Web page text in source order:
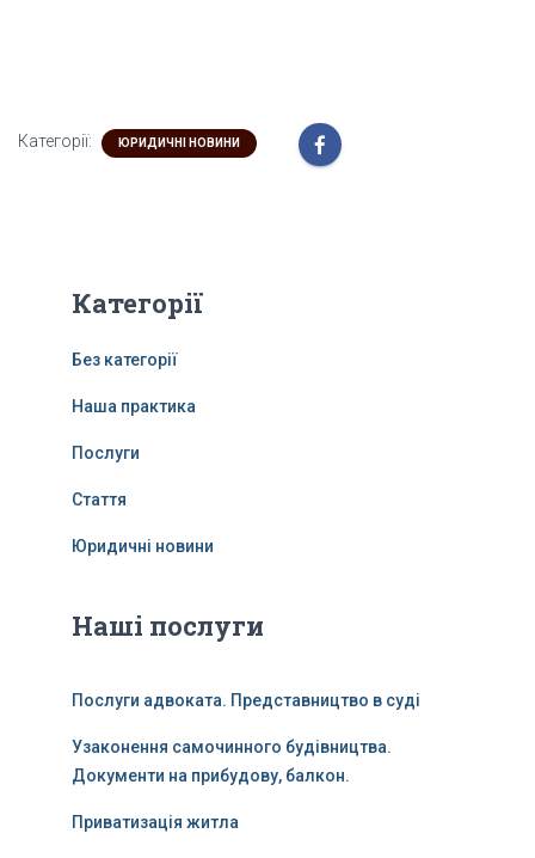
Категорії: ЮРИДИЧНІ НОВИНИ
Категорії
Без категорії
Наша практика
Послуги
Стаття
Юридичні новини
Наші послуги
Послуги адвоката. Представництво в суді
Узаконення самочинного будівництва.
Документи на прибудову, балкон.
Приватизація житла